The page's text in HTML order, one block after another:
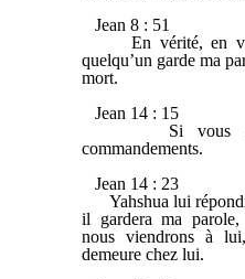
Jean 8 : 51
En vérité, en
quelqu’un garde ma
mort.
Jean 14 : 15
Si vous
commandements.
Jean 14 : 23
Yahshua lui
il gardera ma
nous viendrons à
demeure chez lui.